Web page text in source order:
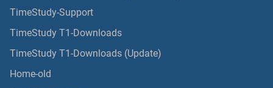
TimeStudy-Support
TimeStudy T1-Downloads
TimeStudy T1-Downloads (Update)
Home-old